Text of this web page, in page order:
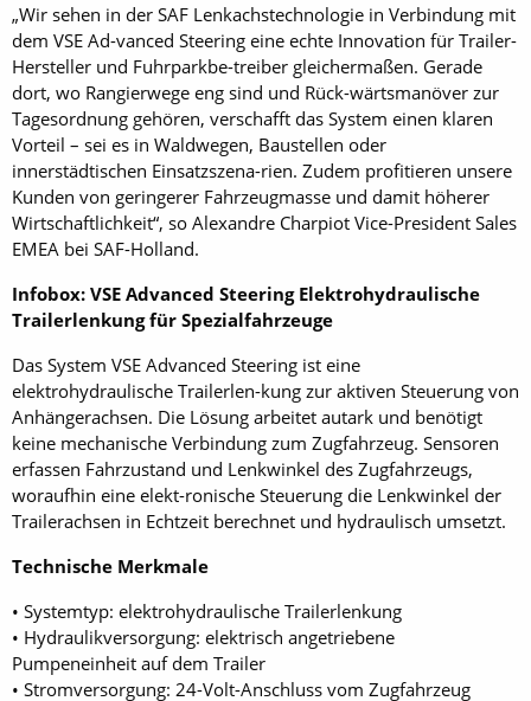
„Wir sehen in der SAF Lenkachstechnologie in Verbindung mit
dem VSE Ad-vanced Steering eine echte Innovation für Trailer-
Hersteller und Fuhrparkbe-treiber gleichermaßen. Gerade
dort, wo Rangierwege eng sind und Rück-wärtsmanöver zur
Tagesordnung gehören, verschafft das System einen klaren
Vorteil – sei es in Waldwegen, Baustellen oder
innerstädtischen Einsatzszena-rien. Zudem profitieren unsere
Kunden von geringerer Fahrzeugmasse und damit höherer
Wirtschaftlichkeit“, so Alexandre Charpiot Vice-President Sales
EMEA bei SAF-Holland.
Infobox: VSE Advanced Steering Elektrohydraulische
Trailerlenkung für Spezialfahrzeuge
Das System VSE Advanced Steering ist eine
elektrohydraulische Trailerlen-kung zur aktiven Steuerung von
Anhängerachsen. Die Lösung arbeitet autark und benötigt
keine mechanische Verbindung zum Zugfahrzeug. Sensoren
erfassen Fahrzustand und Lenkwinkel des Zugfahrzeugs,
woraufhin eine elekt-ronische Steuerung die Lenkwinkel der
Trailerachsen in Echtzeit berechnet und hydraulisch umsetzt.
Technische Merkmale
• Systemtyp: elektrohydraulische Trailerlenkung
• Hydraulikversorgung: elektrisch angetriebene
Pumpeneinheit auf dem Trailer
• Stromversorgung: 24-Volt-Anschluss vom Zugfahrzeug